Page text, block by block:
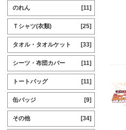
のれん [11]
Ｔシャツ(衣類) [25]
タオル・タオルケット [33]
シーツ・布団カバー [11]
トートバッグ [11]
缶バッジ [9]
その他 [34]